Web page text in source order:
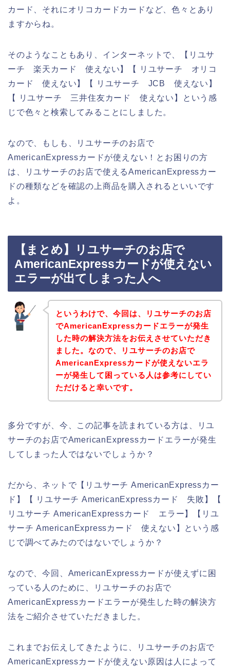
カード、それにオリコカードカードなど、色々とあり
ますからね。
そのようなこともあり、インターネットで、【リユサ
ーチ 楽天カード 使えない】【 リユサーチ オリコ
カード 使えない】【 リユサーチ JCB 使えない】
【 リユサーチ 三井住友カード 使えない】という感
じで色々と検索してみることにしました。
なので、もしも、リユサーチのお店で
AmericanExpressカードが使えない！とお困りの方
は、リユサーチのお店で使えるAmericanExpressカー
ドの種類などを確認の上商品を購入されるといいです
よ。
【まとめ】リユサーチのお店で
AmericanExpressカードが使えない
エラーが出てしまった人へ
というわけで、今回は、リユサーチのお店
でAmericanExpressカードエラーが発生
した時の解決方法をお伝えさせていただき
ました。なので、リユサーチのお店で
AmericanExpressカードが使えないエラ
ーが発生して困っている人は参考にしてい
ただけると幸いです。
多分ですが、今、この記事を読まれている方は、リユ
サーチのお店でAmericanExpressカードエラーが発生
してしまった人ではないでしょうか？
だから、ネットで【リユサーチ AmericanExpressカー
ド】【 リユサーチ AmericanExpressカード 失敗】【
リユサーチ AmericanExpressカード エラー】【リユ
サーチ AmericanExpressカード 使えない】という感
じで調べてみたのではないでしょうか？
なので、今回、AmericanExpressカードが使えずに困
っている人のために、リユサーチのお店で
AmericanExpressカードエラーが発生した時の解決方
法をご紹介させていただきました。
これまでお伝えしてきたように、リユサーチのお店で
AmericanExpressカードが使えない原因は人によって